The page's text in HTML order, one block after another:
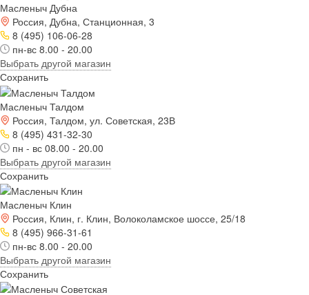
Масленыч Дубна
Россия, Дубна, Станционная, 3
8 (495) 106-06-28
пн-вс 8.00 - 20.00
Выбрать другой магазин
Сохранить
Масленыч Талдом
Россия, Талдом, ул. Советская, 23В
8 (495) 431-32-30
пн - вс 08.00 - 20.00
Выбрать другой магазин
Сохранить
Масленыч Клин
Россия, Клин, г. Клин, Волоколамское шоссе, 25/18
8 (495) 966-31-61
пн-вс 8.00 - 20.00
Выбрать другой магазин
Сохранить